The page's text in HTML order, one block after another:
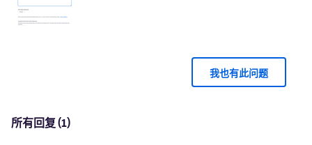
我也有此问题
所有回复 (1)